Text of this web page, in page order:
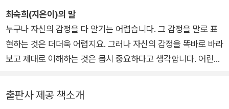
그린 그림책으로 《꽃처럼 말해요》, 《네 기분은 어떤 색깔이니?》,
《길 떠나는 너에게》, 《먹어도 먹어도 줄지 않는 죽》, 《마음아 안
녕》, 《열두 달 나무 아이》, 《엄마의 말》, 《너는 어떤 씨앗이니?》,
《모르는 척 공주》, 《엄마가 화났다》, 《너는 기적이야》, 《괜찮아》,
간되었으며, 볼로냐 아동 도서전 올해의 일러스트레이터, 스웨덴
국제 도서관 올해의 작가로 선정되기도 했다.
최숙희(지은이)의 말
누구나 자신의 감정을 다 알기는 어렵습니다. 그 감정을 말로 표
현하는 것은 더더욱 어렵지요. 그러나 자신의 감정을 똑바로 바라
보고 제대로 이해하는 것은 몹시 중요하다고 생각합니다. 어린이
고 표현할 수 있었으면 하는 바람을 담아 만든 새 책을 세상에 내
보냅니다. 어린이의 하루를 채우는 갖가지 감정이, 온갖 색들이
출판사 제공 책소개